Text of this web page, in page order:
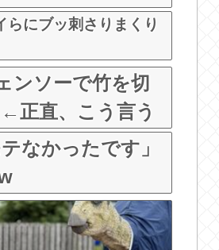
らにブッ刺さりまくり
ンソーで竹を切
正直、こう言う
なかったです」